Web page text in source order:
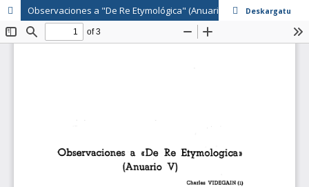
Observaciones a "De Re Etymológica" (Anuario V) Deskargatu